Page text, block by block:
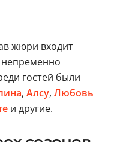
жюри входит
непременно
гостей были
, Алсу, Любовь
и другие.